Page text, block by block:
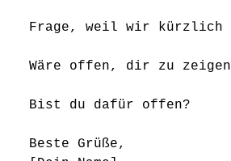
Frage, weil wir kürzlich
Wäre offen, dir zu
Bist du dafür offen?
Beste Grüße,